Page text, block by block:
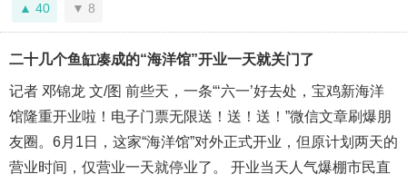
40 8
二十几个鱼缸凑成的“海洋馆”开业一天就关门了
记者 邓锦龙 文/图 前些天，一条“‘六一’好去处，宝鸡新海洋
馆隆重开业啦！电子门票无限送！送！送！”微信文章刷爆朋
友圈。6月1日，这家“海洋馆”对外正式开业，但原计划两天的
营业时间，仅营业一天就停业了。 开业当天人气爆棚市民直